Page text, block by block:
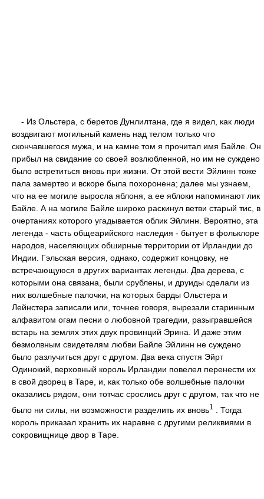
- Из Ольстера, с беретов Дунлилтана, где я видел, как люди
воздвигают могильный камень над телом только что
скончавшегося мужа, и на камне том я прочитал имя Байле. Он
прибыл на свидание со своей возлюбленной, но им не суждено
было встретиться вновь при жизни. От этой вести Эйлинн тоже
пала замертво и вскоре была похоронена; далее мы узнаем,
что на ее могиле выросла яблоня, а ее яблоки напоминают лик
Байле. А на могиле Байле широко раскинул ветви старый тис, в
очертаниях которого угадывается облик Эйлинн. Вероятно, эта
легенда - часть общеарийского наследия - бытует в фольклоре
народов, населяющих обширные территории от Ирландии до
Индии. Гэльская версия, однако, содержит концовку, не
встречающуюся в других вариантах легенды. Два дерева, с
которыми она связана, были срублены, и друиды сделали из
них волшебные палочки, на которых барды Ольстера и
Лейнстера записали или, точнее говоря, вырезали старинным
алфавитом огам песни о любовной трагедии, разыгравшейся
встарь на землях этих двух провинций Эрина. И даже этим
безмолвным свидетелям любви Байле Эйлинн не суждено
было разлучиться друг с другом. Два века спустя Эйрт
Одинокий, верховный король Ирландии повелел перенести их
в свой дворец в Таре, и, как только обе волшебные палочки
оказались рядом, они тотчас срослись друг с другом, так что не
было ни силы, ни возможности разделить их вновь1
. Тогда
король приказал хранить их наравне с другими реликвиями в
сокровищнице двор в Таре.